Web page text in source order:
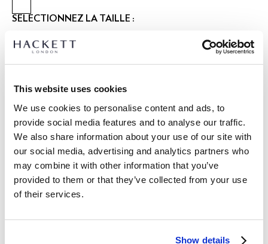
This website uses cookies
We use cookies to personalise content and ads, to
provide social media features and to analyse our traffic.
We also share information about your use of our site with
our social media, advertising and analytics partners who
may combine it with other information that you’ve
provided to them or that they’ve collected from your use
of their services.
Show details
SÉLECTIONNEZ LA TAILLE :
XS S
Taille du mannequin:1.89 m
DÉTAILS DU PRODUIT
HM5600096
Tricoté dans un mélange doux de coton et soie, ce polo à
LIVRAISON ET RETOURS
Livraison et retours gratuits
Cliquez et Collectez GRATUITE: entre 4-5 jours ouvrables
Express: entre 48-72 heures ouvrables
10% de remise sur votre